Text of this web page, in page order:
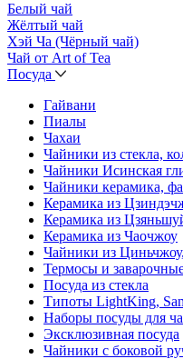
Белый чай
Жёлтый чай
Хэй Ча (Чёрный чай)
Чай от Art of Tea
Посуда
Гайвани
Пиалы
Чахаи
Чайники из стекла,
Чайники Исинская
Чайники керамика,
Керамика из
Керамика из
Керамика из Чаочжоу
Чайники из
Термосы и
Посуда из стекла
Типоты LightKing,
Наборы посуды для
Эксклюзивная посуда
Чайники с боковой